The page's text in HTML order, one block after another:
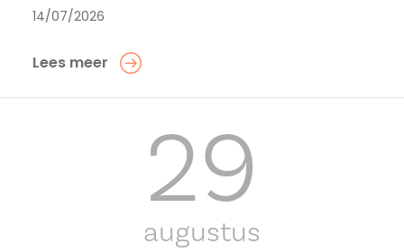
14/07/2026
Lees meer
29
augustus